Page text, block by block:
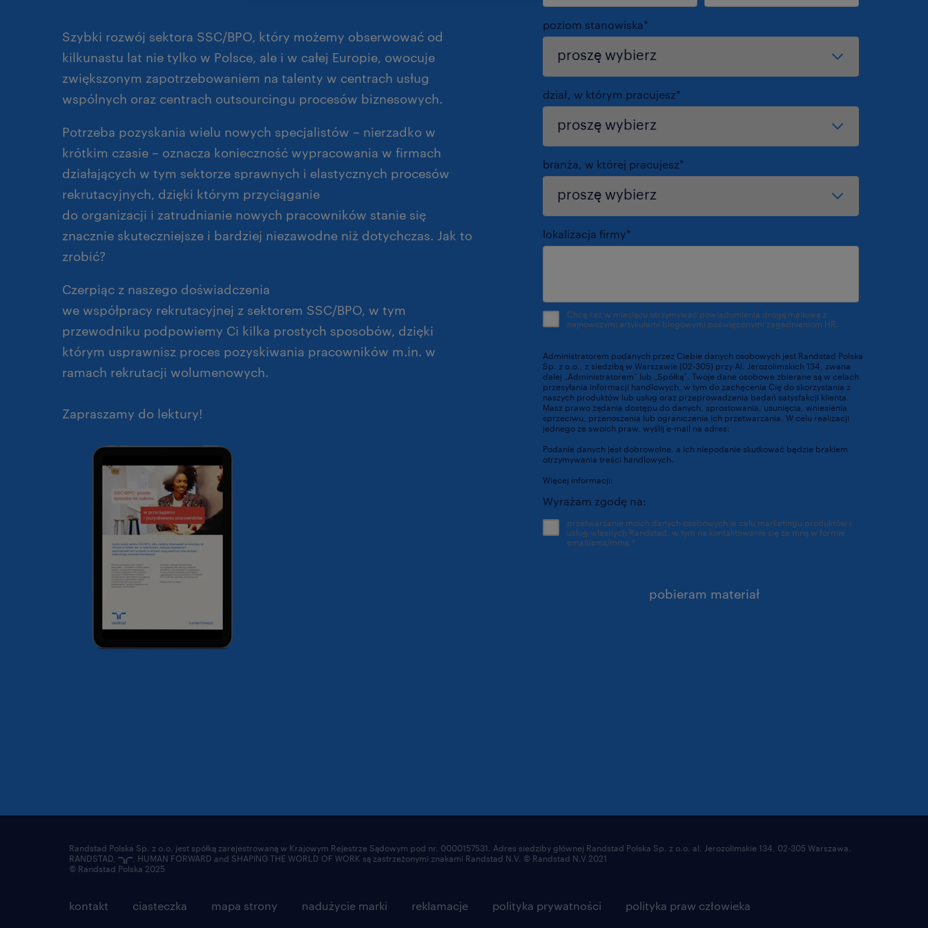
Szybki rozwój sektora SSC/BPO, który możemy obserwować od
kilkunastu lat nie tylko w Polsce, ale i w całej Europie, owocuje
zwiększonym zapotrzebowaniem na talenty w centrach usług
wspólnych oraz centrach outsourcingu procesów biznesowych.
Potrzeba pozyskania wielu nowych specjalistów – nierzadko w
krótkim czasie – oznacza konieczność wypracowania w firmach
działających w tym sektorze sprawnych i elastycznych procesów
rekrutacyjnych, dzięki którym przyciąganie
do organizacji i zatrudnianie nowych pracowników stanie się
znacznie skuteczniejsze i bardziej niezawodne niż dotychczas. Jak to
zrobić?
Czerpiąc z naszego doświadczenia
we współpracy rekrutacyjnej z sektorem SSC/BPO, w tym
przewodniku podpowiemy Ci kilka prostych sposobów, dzięki
którym usprawnisz proces pozyskiwania pracowników m.in. w
ramach rekrutacji wolumenowych.
Zapraszamy do lektury!
poziom stanowiska*
dział, w którym pracujesz*
branża, w której pracujesz*
lokalizacja firmy*
Chcę raz w miesiącu otrzymywać powiadomienia drogą mailową z
najnowszymi artykułami blogowymi poświęconymi zagadnieniom HR.
Administratorem podanych przez Ciebie danych osobowych jest Randstad Polska
Sp. z o.o., z siedzibą w Warszawie (02-305) przy Al. Jerozolimskich 134, zwana
dalej „Administratorem” lub „Spółką”. Twoje dane osobowe zbierane są w celach
przesyłania informacji handlowych, w tym do zachęcenia Cię do skorzystania z
naszych produktów lub usług oraz przeprowadzenia badań satysfakcji klienta.
Masz prawo żądania dostępu do danych, sprostowania, usunięcia, wniesienia
sprzeciwu, przenoszenia lub ograniczenia ich przetwarzania. W celu realizacji
jednego ze swoich praw, wyślij e-mail na adres:
Podanie danych jest dobrowolne, a ich niepodanie skutkować będzie brakiem
otrzymywania treści handlowych.
Więcej informacji:
Wyrażam zgodę na:
przetwarzanie moich danych osobowych w celu marketingu produktów i
usług własnych Randstad, w tym na kontaktowanie się ze mną w formie
email/sms/mms. *
Randstad Polska Sp. z o.o. jest spółką zarejestrowaną w Krajowym Rejestrze Sądowym pod nr. 0000157531. Adres siedziby głównej Randstad Polska Sp. z o.o. al. Jerozolimskie 134, 02-305 Warszawa.
RANDSTAD,
, HUMAN FORWARD and SHAPING THE WORLD OF WORK są zastrzeżonymi znakami Randstad N.V. © Randstad N.V 2021
© Randstad Polska 2025
kontakt ciasteczka mapa strony nadużycie marki reklamacje polityka prywatności polityka praw człowieka